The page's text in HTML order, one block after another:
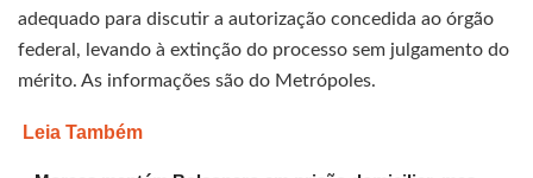
adequado para discutir a autorização concedida ao órgão
federal, levando à extinção do processo sem julgamento do
mérito. As informações são do Metrópoles.
Leia Também